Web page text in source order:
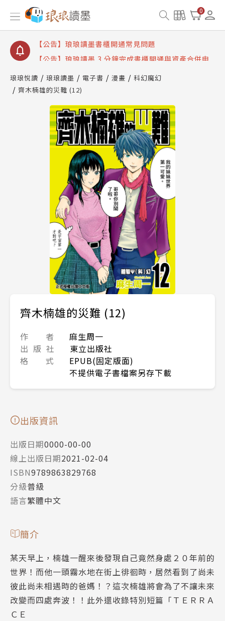
0
【公告】琅琅讀墨數位閱讀資產合併與書櫃開通申請
【公告】琅琅讀墨書櫃開通常見問題
【公告】琅琅讀墨 3 分鐘完成書櫃開通與資產合併申
請圖文教學
查詢
【公告】琅琅讀墨數位閱讀資產合併與書櫃開通申請
琅琅悅讀 琅琅讀墨 電子書 漫畫
科幻魔幻
齊木楠雄的災難 (12)
齊木楠雄的災難 (12)
作 者
麻生周一
出 版 社
東立出版社
格 式
EPUB(固定版面)
不提供電子書檔案另存下載
出版資訊
出版日期0000-00-00
線上出版日期2021-02-04
ISBN9789863829768
分級普級
語言繁體中文
簡介
某天早上，楠雄一醒來後發現自己竟然身處２０年前的
世界！而他一頭霧水地在街上徘徊時，居然看到了尚未
彼此尚未相遇時的爸媽！？這次楠雄將會為了不讓未來
改變而四處奔波！！此外還收錄特別短篇「ＴＥＲＲＡ
ＣＥ